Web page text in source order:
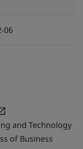
06
and Technology
of Business